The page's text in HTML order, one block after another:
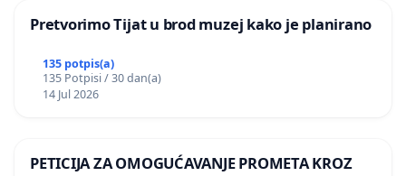
Pretvorimo Tijat u brod muzej kako je planirano
135 potpis(a)
135 Potpisi / 30 dan(a)
14 Jul 2026
PETICIJA ZA OMOGUĆAVANJE PROMETA KROZ